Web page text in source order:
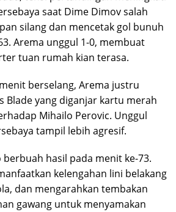
saat Dime Dimov salah
silang dan mencetak gol bunuh
Arema unggul 1-0, membuat
tuan rumah kian terasa.
berselang, Arema justru
Blade yang diganjar kartu merah
Mihailo Perovic. Unggul
tampil lebih agresif.
berbuah hasil pada menit ke-73.
kelengahan lini belakang
dan mengarahkan tembakan
gawang untuk menyamakan